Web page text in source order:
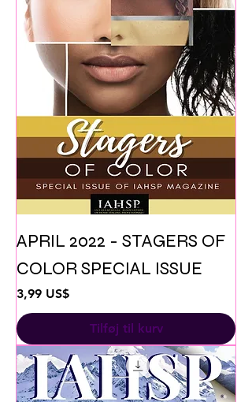
APRIL 2022 - STAGERS OF
COLOR SPECIAL ISSUE
Pris
3,99 US$
Tilføj til kurv